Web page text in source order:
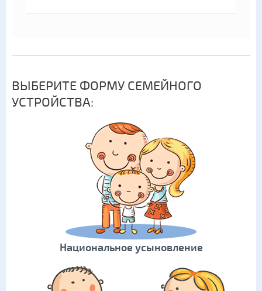
ВЫБЕРИТЕ ФОРМУ СЕМЕЙНОГО
УСТРОЙСТВА:
Национальное усыновление